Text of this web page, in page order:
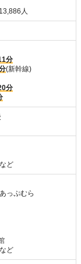
人
分
(新幹線)
分
ど
っぷむら
ど